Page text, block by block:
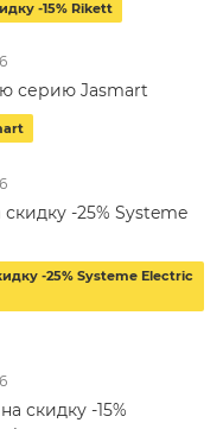
-15% Rikett
серию Jasmart
-25% Systeme
-25% Systeme Electric
скидку -15%